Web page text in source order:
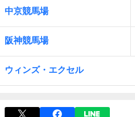
中京競馬場
阪神競馬場
ウィンズ・エクセル